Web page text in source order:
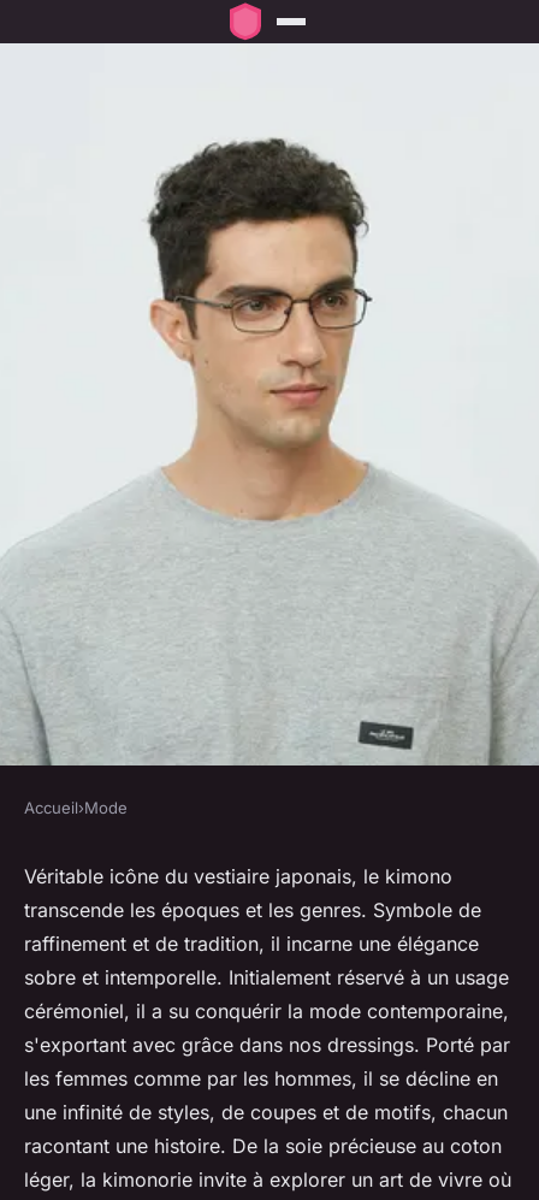
Kimono femme homme :
l'élégance intemporelle de la
kimonorie !
Victoire•17 octobre 2025•5 min de lecture
Accueil›Mode
Véritable icône du vestiaire japonais, le kimono
transcende les époques et les genres. Symbole de
raffinement et de tradition, il incarne une élégance
sobre et intemporelle. Initialement réservé à un usage
cérémoniel, il a su conquérir la mode contemporaine,
s'exportant avec grâce dans nos dressings. Porté par
les femmes comme par les hommes, il se décline en
une infinité de styles, de coupes et de motifs, chacun
racontant une histoire. De la soie précieuse au coton
léger, la kimonorie invite à explorer un art de vivre où